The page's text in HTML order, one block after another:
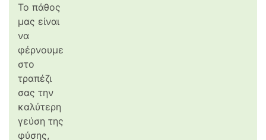
Το πάθος
μας είναι
να
φέρνουμε
στο
τραπέζι
σας την
καλύτερη
γεύση της
φύσης,